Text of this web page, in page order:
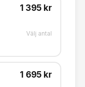
1 395 kr
Välj antal
1 695 kr